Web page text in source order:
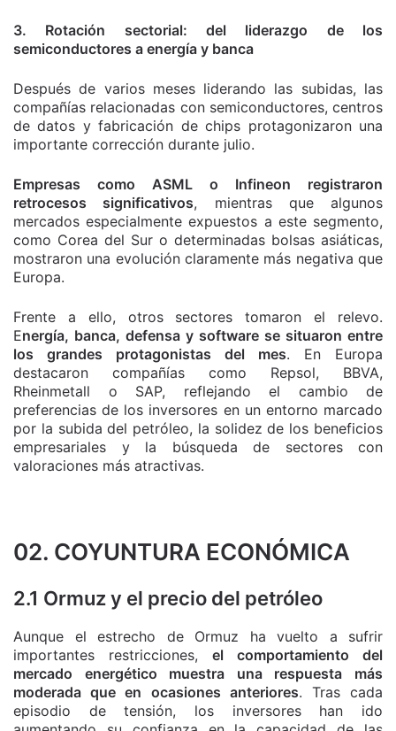
3. Rotación sectorial: del liderazgo de los
semiconductores a energía y banca
Después de varios meses liderando las subidas, las
compañías relacionadas con semiconductores, centros
de datos y fabricación de chips protagonizaron una
importante corrección durante julio.
Empresas como ASML o Infineon registraron
retrocesos significativos, mientras que algunos
mercados especialmente expuestos a este segmento,
como Corea del Sur o determinadas bolsas asiáticas,
mostraron una evolución claramente más negativa que
Europa.
Frente a ello, otros sectores tomaron el relevo.
Energía, banca, defensa y software se situaron entre
los grandes protagonistas del mes. En Europa
destacaron compañías como Repsol, BBVA,
Rheinmetall o SAP, reflejando el cambio de
preferencias de los inversores en un entorno marcado
por la subida del petróleo, la solidez de los beneficios
empresariales y la búsqueda de sectores con
valoraciones más atractivas.
02. COYUNTURA ECONÓMICA
2.1 Ormuz y el precio del petróleo
Aunque el estrecho de Ormuz ha vuelto a sufrir
importantes restricciones, el comportamiento del
mercado energético muestra una respuesta más
moderada que en ocasiones anteriores. Tras cada
episodio de tensión, los inversores han ido